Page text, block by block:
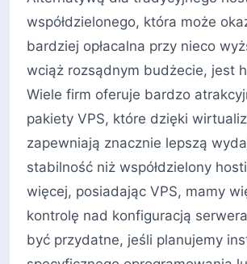
współdzielonego, która może
bardziej opłacalna przy nieco
wciąż rozsądnym budżecie, jest
Wiele firm oferuje bardzo
pakiety VPS, które dzięki
zapewniają znacznie lepszą
stabilność niż współdzielony
więcej, posiadając VPS, mamy
kontrolę nad konfiguracją
być przydatne, jeśli planujemy